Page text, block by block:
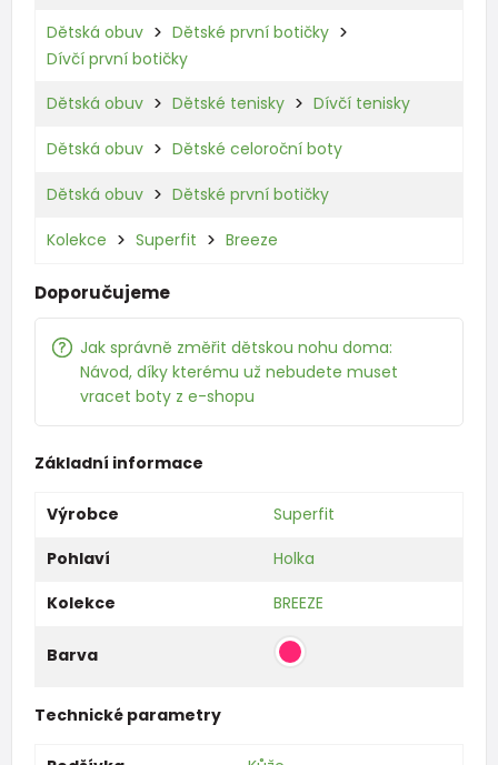
Dětská obuv
Dětské první botičky
Dívčí první botičky
Dětská obuv Dětské tenisky Dívčí tenisky
Dětská obuv Dětské celoroční boty
Dětská obuv Dětské první botičky
Kolekce Superfit Breeze
Doporučujeme
Jak správně změřit dětskou nohu doma:
Návod, díky kterému už nebudete muset
vracet boty z e-shopu
Základní informace
Výrobce
Superfit
Pohlaví
Holka
Kolekce
BREEZE
Barva
Technické parametry